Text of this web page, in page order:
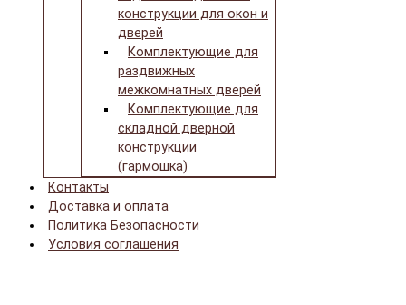
конструкции для окон и
дверей
Комплектующие для
раздвижных
межкомнатных дверей
Комплектующие для
складной дверной
конструкции
(гармошка)
Контакты
Доставка и оплата
Политика Безопасности
Условия соглашения